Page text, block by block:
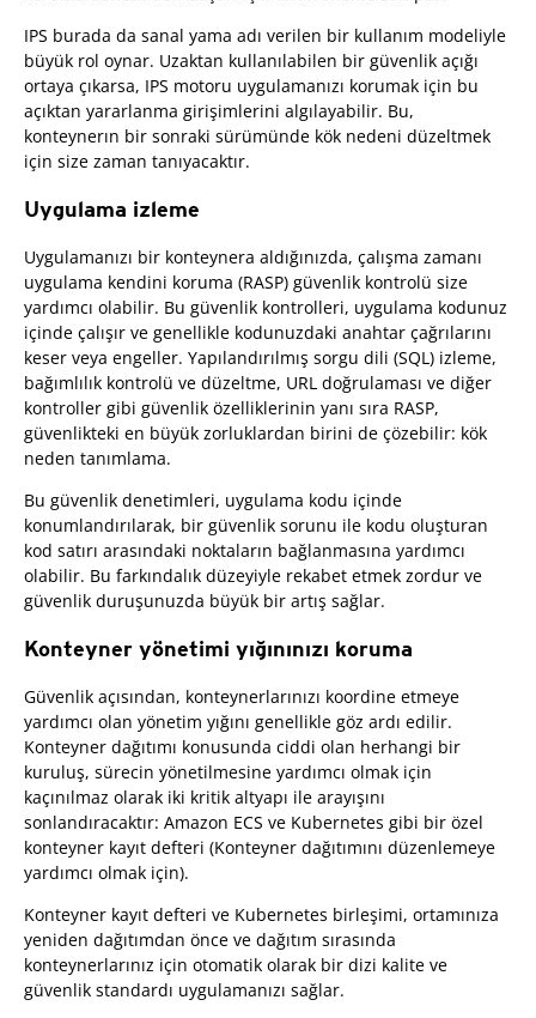
IPS burada da sanal yama adı verilen bir kullanım modeliyle
büyük rol oynar. Uzaktan kullanılabilen bir güvenlik açığı
ortaya çıkarsa, IPS motoru uygulamanızı korumak için bu
açıktan yararlanma girişimlerini algılayabilir. Bu,
konteynerın bir sonraki sürümünde kök nedeni düzeltmek
için size zaman tanıyacaktır.
Uygulama izleme
Uygulamanızı bir konteynera aldığınızda, çalışma zamanı
uygulama kendini koruma (RASP) güvenlik kontrolü size
yardımcı olabilir. Bu güvenlik kontrolleri, uygulama kodunuz
içinde çalışır ve genellikle kodunuzdaki anahtar çağrılarını
keser veya engeller. Yapılandırılmış sorgu dili (SQL) izleme,
bağımlılık kontrolü ve düzeltme, URL doğrulaması ve diğer
kontroller gibi güvenlik özelliklerinin yanı sıra RASP,
güvenlikteki en büyük zorluklardan birini de çözebilir: kök
neden tanımlama.
Bu güvenlik denetimleri, uygulama kodu içinde
konumlandırılarak, bir güvenlik sorunu ile kodu oluşturan
kod satırı arasındaki noktaların bağlanmasına yardımcı
olabilir. Bu farkındalık düzeyiyle rekabet etmek zordur ve
güvenlik duruşunuzda büyük bir artış sağlar.
Konteyner yönetimi yığınınızı koruma
Güvenlik açısından, konteynerlarınızı koordine etmeye
yardımcı olan yönetim yığını genellikle göz ardı edilir.
Konteyner dağıtımı konusunda ciddi olan herhangi bir
kuruluş, sürecin yönetilmesine yardımcı olmak için
kaçınılmaz olarak iki kritik altyapı ile arayışını
sonlandıracaktır: Amazon ECS ve Kubernetes gibi bir özel
konteyner kayıt defteri (Konteyner dağıtımını düzenlemeye
yardımcı olmak için).
Konteyner kayıt defteri ve Kubernetes birleşimi, ortamınıza
yeniden dağıtımdan önce ve dağıtım sırasında
konteynerlarınız için otomatik olarak bir dizi kalite ve
güvenlik standardı uygulamanızı sağlar.